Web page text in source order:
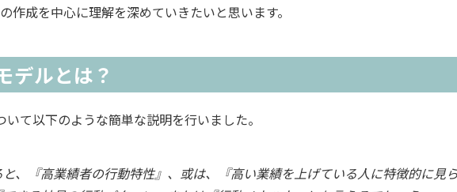
作成を中心に理解を深めていきたいと思います。
デルとは？
て以下のような簡単な説明を行いました。
、『高業績者の行動特性』、或は、『高い業績を上げている人に特徴的に見